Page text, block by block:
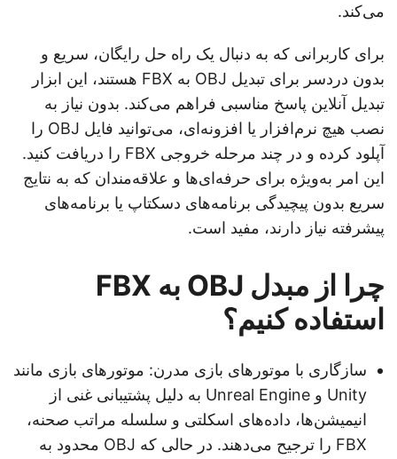
می‌کند.
برای کاربرانی که به دنبال یک راه حل رایگان، سریع و
بدون دردسر برای تبدیل OBJ به FBX هستند، این ابزار
تبدیل آنلاین پاسخ مناسبی فراهم می‌کند. بدون نیاز به
نصب هیچ نرم‌افزار یا افزونه‌ای، می‌توانید فایل OBJ را
آپلود کرده و در چند مرحله خروجی FBX را دریافت کنید.
این امر به‌ویژه برای حرفه‌ای‌ها و علاقه‌مندان که به نتایج
سریع بدون پیچیدگی برنامه‌های دسکتاپ یا برنامه‌های
پیشرفته نیاز دارند، مفید است.
چرا از مبدل OBJ به FBX
استفاده کنیم؟
سازگاری با موتورهای بازی مدرن: موتورهای بازی مانند
Unity و Unreal Engine به دلیل پشتیبانی غنی از
انیمیشن‌ها، داده‌های اسکلتی و سلسله مراتب صحنه،
FBX را ترجیح می‌دهند. در حالی که OBJ محدود به